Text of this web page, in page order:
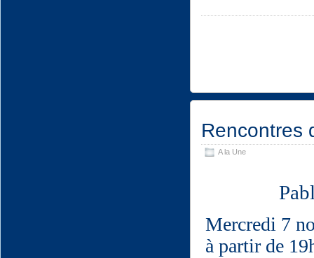
Rencontres
A la Une
Mercredi 7
à partir de